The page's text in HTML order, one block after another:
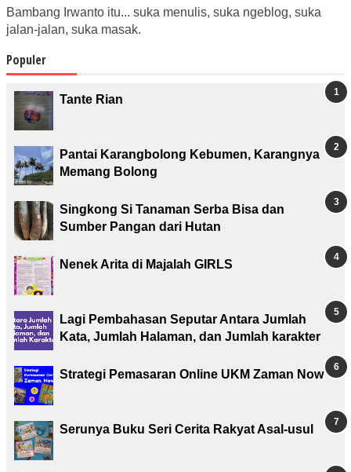
Bambang Irwanto itu... suka menulis, suka ngeblog, suka
jalan-jalan, suka masak.
Populer
Tante Rian
Pantai Karangbolong Kebumen, Karangnya
Memang Bolong
Singkong Si Tanaman Serba Bisa dan
Sumber Pangan dari Hutan
Nenek Arita di Majalah GIRLS
Lagi Pembahasan Seputar Antara Jumlah
Kata, Jumlah Halaman, dan Jumlah karakter
Strategi Pemasaran Online UKM Zaman Now
Serunya Buku Seri Cerita Rakyat Asal-usul